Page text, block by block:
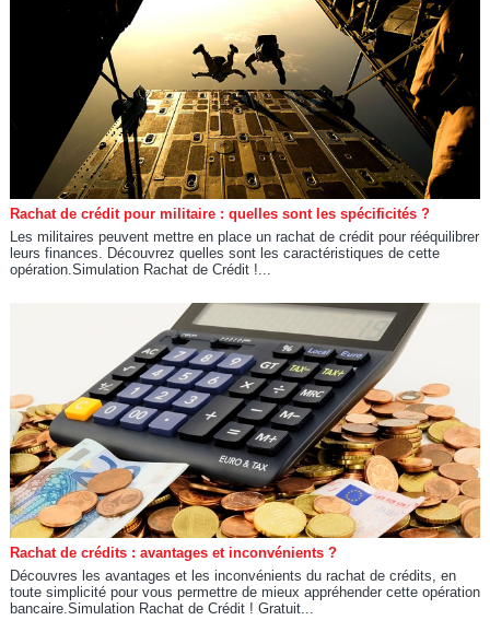
Rachat de crédit pour militaire : quelles sont les spécificités ?
Les militaires peuvent mettre en place un rachat de crédit pour rééquilibrer
leurs finances. Découvrez quelles sont les caractéristiques de cette
opération.Simulation Rachat de Crédit !...
Rachat de crédits : avantages et inconvénients ?
Découvres les avantages et les inconvénients du rachat de crédits, en
toute simplicité pour vous permettre de mieux appréhender cette opération
bancaire.Simulation Rachat de Crédit ! Gratuit...